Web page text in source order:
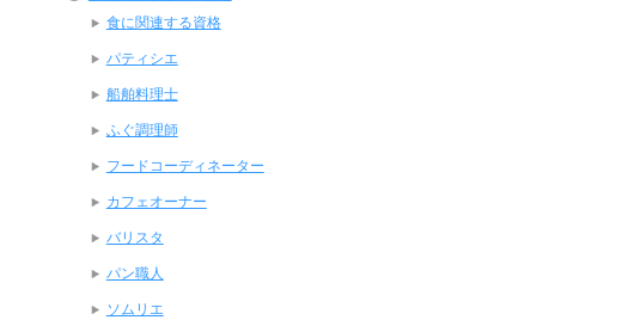
食に関連する資格
パティシエ
船舶料理士
ふぐ調理師
フードコーディネーター
カフェオーナー
バリスタ
パン職人
ソムリエ